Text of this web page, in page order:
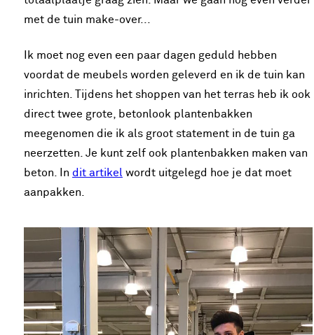
met de tuin make-over...
Ik moet nog even een paar dagen geduld hebben
voordat de meubels worden geleverd en ik de tuin kan
inrichten. Tijdens het shoppen van het terras heb ik ook
direct twee grote, betonlook plantenbakken
meegenomen die ik als groot statement in de tuin ga
neerzetten. Je kunt zelf ook plantenbakken maken van
beton. In dit artikel wordt uitgelegd hoe je dat moet
aanpakken.